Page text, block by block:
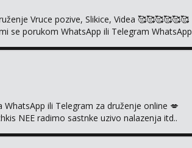
Vruce pozive, Slikice, Videa 🥰🥰🥰🥰🥰🥰
se porukom WhatsApp ili Telegram WhatsApp
ili Telegram za druženje online 💋
NEE radimo sastnke uzivo nalazenja itd..